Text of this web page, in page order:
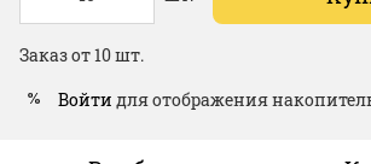
Заказ от 10 шт.
% Войти для отображения